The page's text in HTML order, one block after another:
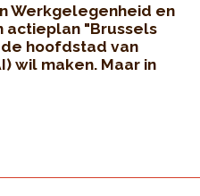
Werkgelegenheid en
actieplan "Brussels
hoofdstad van
wil maken. Maar in